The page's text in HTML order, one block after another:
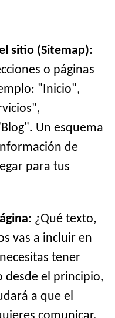
sitio (Sitemap):
o páginas
"Inicio",
Un esquema
de
para tus
¿Qué texto,
vas a incluir en
tener
el principio,
a que el